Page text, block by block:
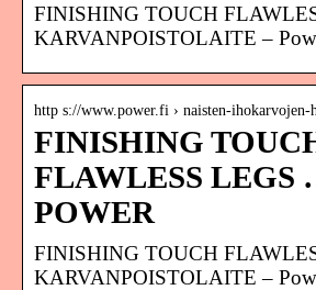
FINISHING TOUCH
KARVANPOISTOLAITE –
http s://www.power.fi › naisten-
FINISHING
FLAWLESS LEGS
POWER
FINISHING TOUCH
KARVANPOISTOLAITE –